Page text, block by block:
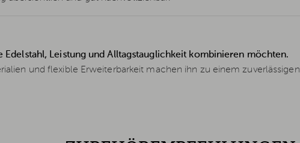
Leistung und Alltagstauglichkeit kombinieren möchten.
und flexible Erweiterbarkeit machen ihn zu einem zuverlässigen